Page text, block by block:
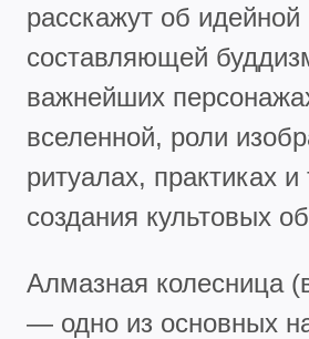
расскажут об идейной
составляющей
важнейших
вселенной, роли
ритуалах, практиках и
создания культовых
Алмазная колесница
— одно из основных